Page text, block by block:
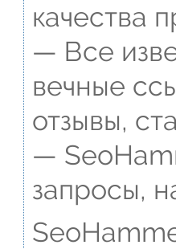
качества
— Все
вечные
отзывы,
—
запросы,